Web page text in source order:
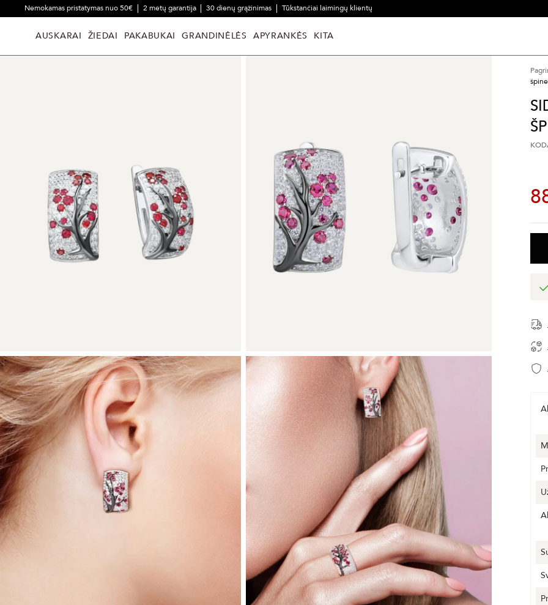
Nemokamas pristatymas nuo 50€ 2 metų garantija 30 dienų grąžinimas Tūkstančiai laimingų klientų
AUSKARAI ŽIEDAI PAKABUKAI GRANDINĖLĖS APYRANKĖS KITA